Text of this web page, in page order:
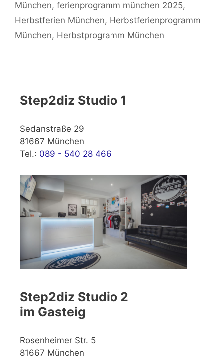
München, ferienprogramm münchen 2025,
Herbstferien München, Herbstferienprogramm
München, Herbstprogramm München
Step2diz Studio 1
Sedanstraße 29
81667 München
Tel.: 089 - 540 28 466
Step2diz Studio 2
im Gasteig
Rosenheimer Str. 5
81667 München